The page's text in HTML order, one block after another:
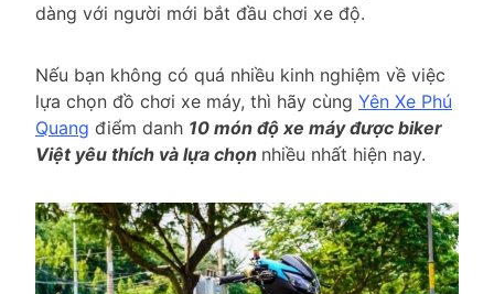
dàng với người mới bắt đầu chơi xe độ.
Nếu bạn không có quá nhiều kinh nghiệm về việc
lựa chọn đồ chơi xe máy, thì hãy cùng Yên Xe Phú
Quang điểm danh 10 món độ xe máy được biker
Việt yêu thích và lựa chọn nhiều nhất hiện nay.